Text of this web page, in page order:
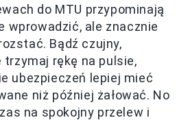
do MTU przypominają
wprowadzić, ale znacznie
Bądź czujny,
rękę na pulsie,
ubezpieczeń lepiej mieć
niż później żałować. No
na spokojny przelew i